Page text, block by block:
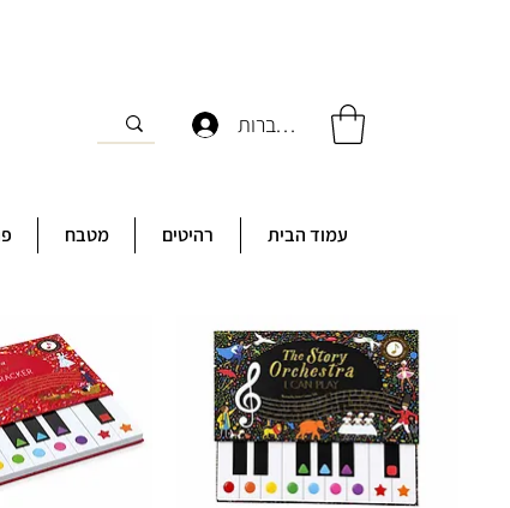
להתחברות
עמוד הבית רהיטים מטבח